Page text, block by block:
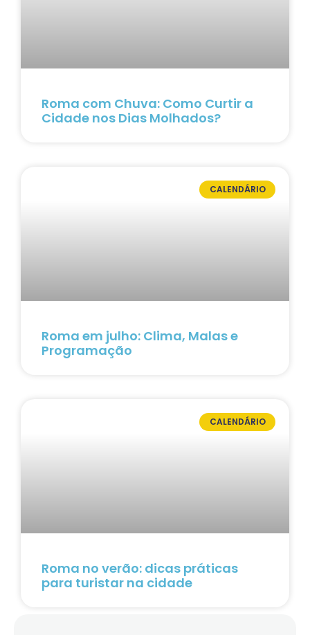
Roma com Chuva: Como Curtir a
Cidade nos Dias Molhados?
CALENDÁRIO
Roma em julho: Clima, Malas e
Programação
CALENDÁRIO
Roma no verão: dicas práticas
para turistar na cidade